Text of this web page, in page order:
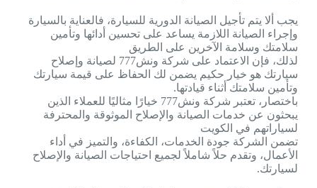
يجب ألا يتم تأجيل الصيانة الدورية للسيارة، فالعناية بالسيارة
وإجراء الصيانة اللازمة يساعد على تحسين أدائها وتأمين
سلامتك وسلامة الآخرين على الطريق
لذلك، فإن الاعتماد على شركة ونش777 لصيانة وإصلاح
سيارتك هو خيار حكيم يضمن لك الحفاظ على قيمة سيارتك
وتأمين سلامتك أثناء قيادتها.
باختصار، تعتبر شركة ونش777 خيارًا مثاليًا للعملاء الذين
يبحثون عن خدمات الصيانة والإصلاح الموثوقة والمحترفة
لسياراتهم في الكويت
تضمن الشركة جودة الخدمات، الكفاءة، والتميز في أداء
الأعمال، وتقدم حلاً شاملاً لجميع احتياجات الصيانة والإصلاح
لسيارتك.